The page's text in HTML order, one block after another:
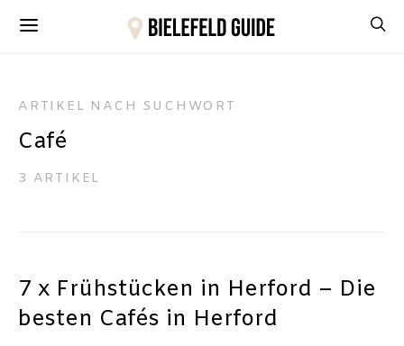
ARTIKEL NACH SUCHWORT
Café
3 ARTIKEL
7 x Frühstücken in Herford – Die
besten Cafés in Herford